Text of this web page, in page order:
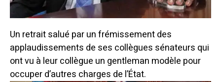
Un retrait salué par un frémissement des
applaudissements de ses collègues sénateurs qui
ont vu à leur collègue un gentleman modèle pour
occuper d’autres charges de l’État.